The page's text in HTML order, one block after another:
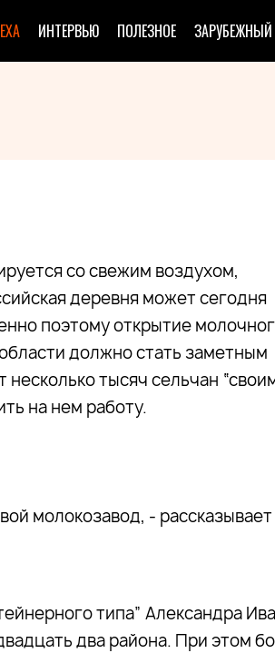
ИНТЕРВЬЮ ПОЛЕЗНОЕ
со свежим воздухом,
деревня может сегодня
поэтому открытие
должно стать заметным
тысяч сельчан
на нем работу.
молокозавод, - рассказывает
типа” Александра
два района. При этом